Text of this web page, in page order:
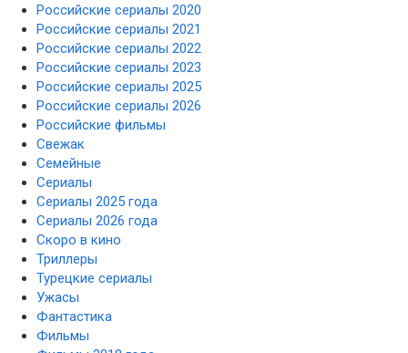
Российские сериалы 2020
Российские сериалы 2021
Российские сериалы 2022
Российские сериалы 2023
Российские сериалы 2025
Российские сериалы 2026
Российские фильмы
Свежак
Семейные
Сериалы
Сериалы 2025 года
Сериалы 2026 года
Скоро в кино
Триллеры
Турецкие сериалы
Ужасы
Фантастика
Фильмы